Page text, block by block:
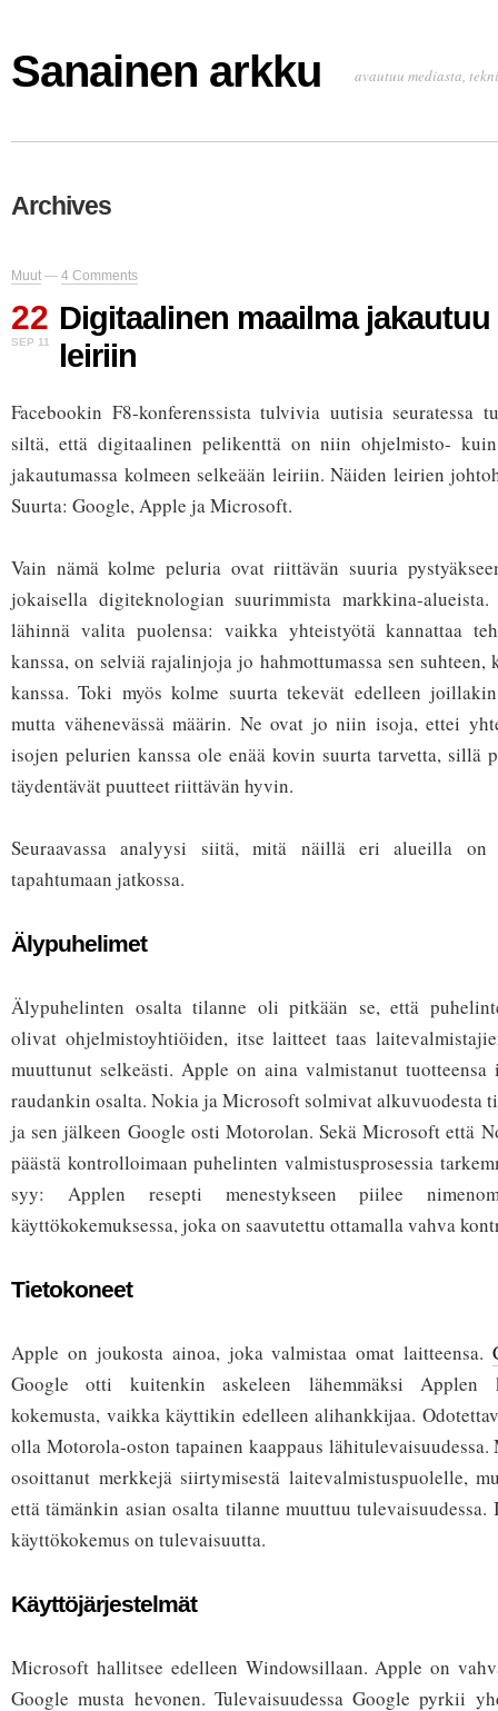
Sanainen arkku avautuu mediasta,
Archives
Muut — 4 Comments
22
SEP 11
Digitaalinen maailma
leiriin
Facebookin F8-konferenssista tulvivia uutisia seuratessa
siltä, että digitaalinen pelikenttä on niin ohjelmisto-
jakautumassa kolmeen selkeään leiriin. Näiden leirien
Suurta: Google, Apple ja Microsoft.
Vain nämä kolme peluria ovat riittävän suuria
jokaisella digiteknologian suurimmista markkina-
lähinnä valita puolensa: vaikka yhteistyötä kannattaa
kanssa, on selviä rajalinjoja jo hahmottumassa sen
kanssa. Toki myös kolme suurta tekevät edelleen
mutta vähenevässä määrin. Ne ovat jo niin isoja, ettei
isojen pelurien kanssa ole enää kovin suurta tarvetta, sillä
täydentävät puutteet riittävän hyvin.
Seuraavassa analyysi siitä, mitä näillä eri alueilla on
tapahtumaan jatkossa.
Älypuhelimet
Älypuhelinten osalta tilanne oli pitkään se, että
olivat ohjelmistoyhtiöiden, itse laitteet taas
muuttunut selkeästi. Apple on aina valmistanut
raudankin osalta. Nokia ja Microsoft solmivat alkuvuodesta
ja sen jälkeen Google osti Motorolan. Sekä Microsoft että
päästä kontrolloimaan puhelinten valmistusprosessia
syy: Applen resepti menestykseen piilee
käyttökokemuksessa, joka on saavutettu ottamalla vahva
Tietokoneet
Apple on joukosta ainoa, joka valmistaa omat laitteensa.
Google otti kuitenkin askeleen lähemmäksi Applen
kokemusta, vaikka käyttikin edelleen alihankkijaa.
olla Motorola-oston tapainen kaappaus
osoittanut merkkejä siirtymisestä laitevalmistuspuolelle,
että tämänkin asian osalta tilanne muuttuu
käyttökokemus on tulevaisuutta.
Käyttöjärjestelmät
Microsoft hallitsee edelleen Windowsillaan. Apple on
Google musta hevonen. Tulevaisuudessa Google pyrkii